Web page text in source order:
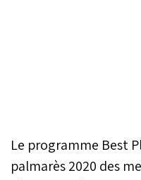
Le programme Best
palmarès 2020 des